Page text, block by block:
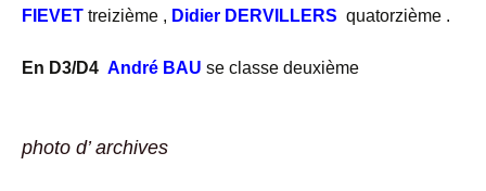
FIEVET treizième , Didier DERVILLERS quatorzième .
En D3/D4 André BAU se classe deuxième
photo d’ archives